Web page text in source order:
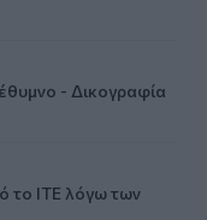
- Δικογραφία
το ΙΤΕ λόγω των